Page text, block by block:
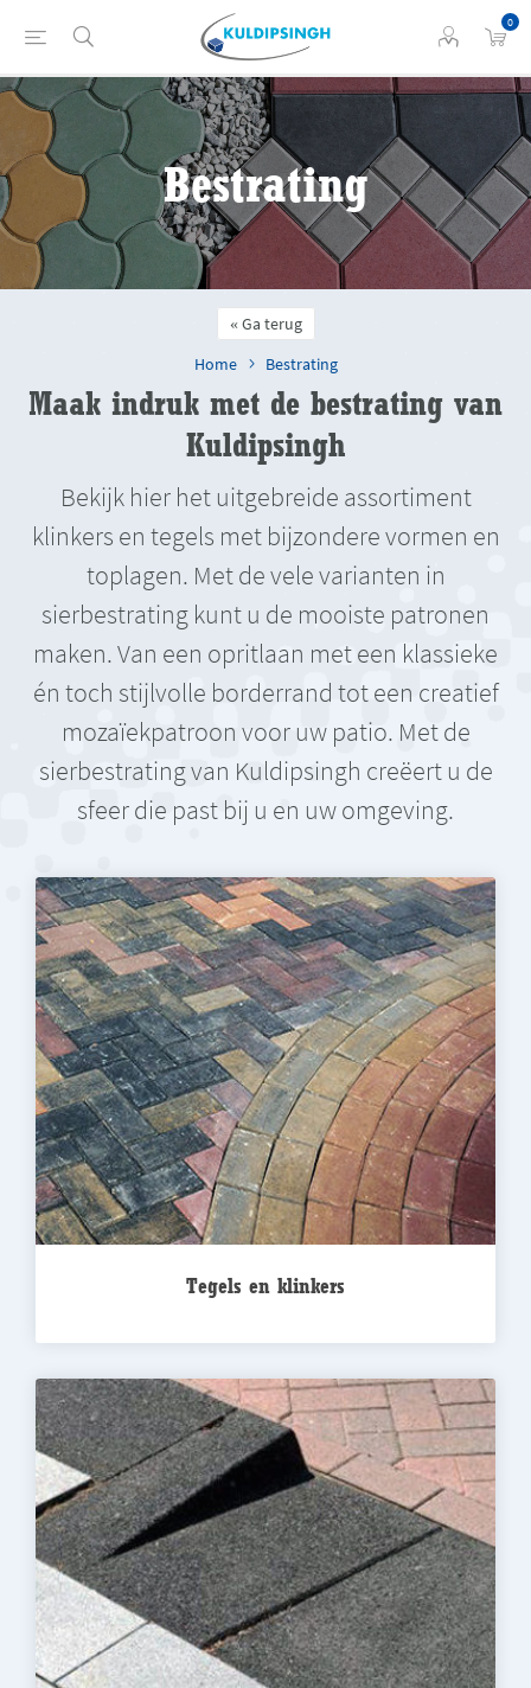
0
Bestrating
Ga terug
Home
Bestrating
Maak indruk met de bestrating van
Kuldipsingh
Bekijk hier het uitgebreide assortiment
klinkers en tegels met bijzondere vormen en
toplagen. Met de vele varianten in
sierbestrating kunt u de mooiste patronen
maken. Van een opritlaan met een klassieke
én toch stijlvolle borderrand tot een creatief
mozaïekpatroon voor uw patio. Met de
sierbestrating van Kuldipsingh creëert u de
sfeer die past bij u en uw omgeving.
Tegels en klinkers